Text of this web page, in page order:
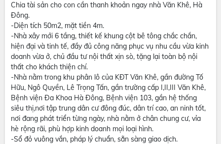
Chia tài sản cho con cần thanh khoản ngay nhà Văn Khê, Hà
Đông.
-Diện tích 50m2, mặt tiền 4m.
-Nhà xây mới 6 tầng, thiết kế khung cột bê tông chắc chắn,
hiện đại và tinh tế, đầy đủ công năng phục vụ nhu cầu vừa kinh
doanh vừa ở, chủ đầu tư nội thất xịn sò, tặng lại toàn bộ nội
thất cho khách thiện chí.
-Nhà nằm trong khu phân lô của KĐT Văn Khê, gần đường Tố
Hữu, Ngô Quyền, Lê Trọng Tấn, gần trường cấp I,II,III Văn Khê,
Bệnh viện Đa Khoa Hà Đông, Bệnh viện 103, gần hệ thống
siêu thị,nơi tập trung dân cư đông đúc, dân trí cao, an ninh tốt,
nơi đang phát triển từng ngày, nhà nằm ở chân chung cư, vỉa
hè rộng rãi, phù hợp kinh doanh mọi loại hình.
-Sổ đỏ vuông vắn, pháp lý chuẩn, sẵn sàng giao dịch.